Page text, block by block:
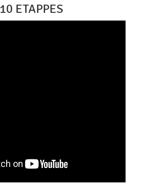
ETAPPES